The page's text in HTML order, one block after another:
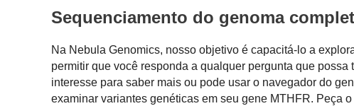
Sequenciamento do genoma
Na Nebula Genomics, nosso objetivo é capacitá-lo a
permitir que você responda a qualquer pergunta que
interesse para saber mais ou pode usar o navegador do
examinar variantes genéticas em seu gene MTHFR. Peça o